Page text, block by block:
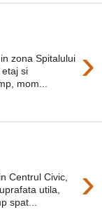
›
zona Spitalului
si
mom...
›
Centrul Civic,
utila,
spat...